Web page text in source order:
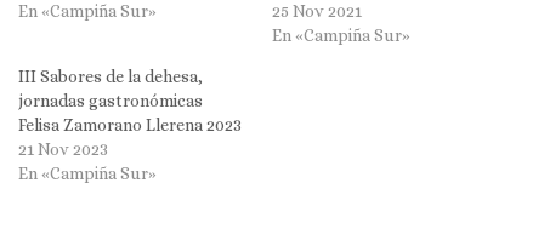
En «Campiña Sur»
25 Nov 2021
En «Campiña Sur»
III Sabores de la dehesa,
jornadas gastronómicas
Felisa Zamorano Llerena 2023
21 Nov 2023
En «Campiña Sur»